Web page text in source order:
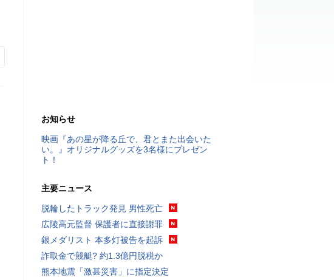
お知らせ
映画『あの星が降る丘で、君とまた出会いた
い。』オリジナルグッズを3名様にプレゼン
ト！
主要ニュース
脱輪したトラック発見 男性死亡
広陵高元監督 保護者に直接謝罪
銀メダリスト 本多灯被告を起訴
詐取金で競艇? 約1.3億円脱税か
熊本地震「激甚災害」に指定決定